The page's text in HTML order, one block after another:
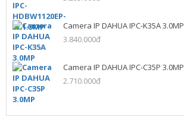
Camera IP DAHUA IPC-K35A 3.0MP
3.840.000đ
Camera IP DAHUA IPC-C35P 3.0MP
2.710.000đ